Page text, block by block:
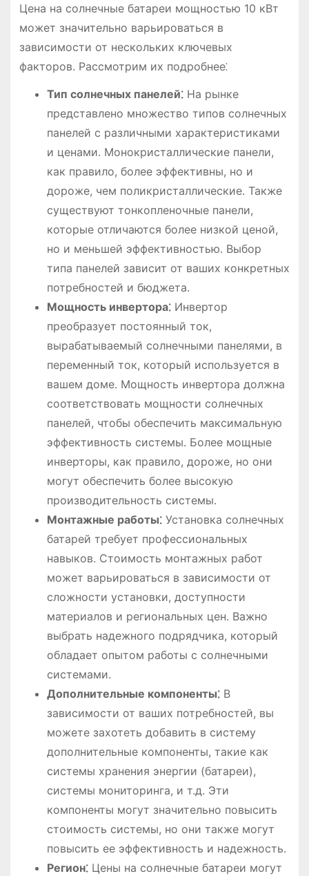
Цена на солнечные батареи мощностью 10 кВт
может значительно варьироваться в
зависимости от нескольких ключевых
факторов. Рассмотрим их подробнее⁚
Тип солнечных панелей⁚На рынке
представлено множество типов солнечных
панелей с различными характеристиками
и ценами. Монокристаллические панели,
как правило, более эффективны, но и
дороже, чем поликристаллические. Также
существуют тонкопленочные панели,
которые отличаются более низкой ценой,
но и меньшей эффективностью. Выбор
типа панелей зависит от ваших конкретных
потребностей и бюджета.
Мощность инвертора⁚Инвертор
преобразует постоянный ток,
вырабатываемый солнечными панелями, в
переменный ток, который используется в
вашем доме. Мощность инвертора должна
соответствовать мощности солнечных
панелей, чтобы обеспечить максимальную
эффективность системы. Более мощные
инверторы, как правило, дороже, но они
могут обеспечить более высокую
производительность системы.
Монтажные работы⁚Установка солнечных
батарей требует профессиональных
навыков. Стоимость монтажных работ
может варьироваться в зависимости от
сложности установки, доступности
материалов и региональных цен. Важно
выбрать надежного подрядчика, который
обладает опытом работы с солнечными
системами.
Дополнительные компоненты⁚В
зависимости от ваших потребностей, вы
можете захотеть добавить в систему
дополнительные компоненты, такие как
системы хранения энергии (батареи),
системы мониторинга, и т.д. Эти
компоненты могут значительно повысить
стоимость системы, но они также могут
повысить ее эффективность и надежность.
Регион⁚Цены на солнечные батареи могут